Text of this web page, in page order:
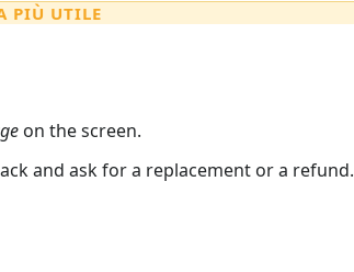
PIÙ UTILE
on the screen.
and ask for a replacement or a refund.